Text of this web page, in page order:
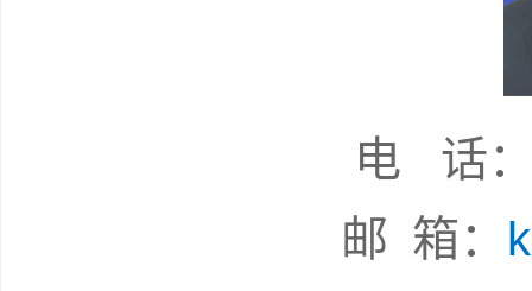
电
邮 箱 ：